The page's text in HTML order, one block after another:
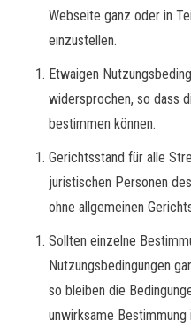
Webseite ganz oder in
einzustellen.
Etwaigen
widersprochen, so dass
bestimmen können.
Gerichtsstand für alle
juristischen Personen
ohne allgemeinen
Sollten einzelne
Nutzungsbedingungen
so bleiben die
unwirksame